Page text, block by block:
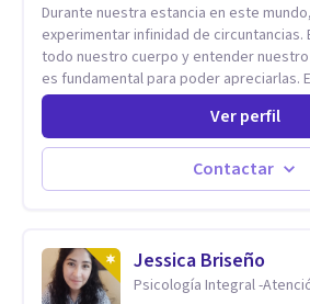
Durante nuestra estancia en este
experimentar infinidad de
todo nuestro cuerpo y entender nuestro maravilloso cerebro,
es fundamental para poder apreciarlas.
Damian esta dispuesta a brindarte una
herramientas fundamentales para
mente, alma y SER. El cómo percibimos y manejamos
nuestros diarios sucesos es el
resultado de efectos impactantes que
es derecho de toda la GENTE.
Ver perfil
Contactar
Jessica Briseño
Psicología Integral -